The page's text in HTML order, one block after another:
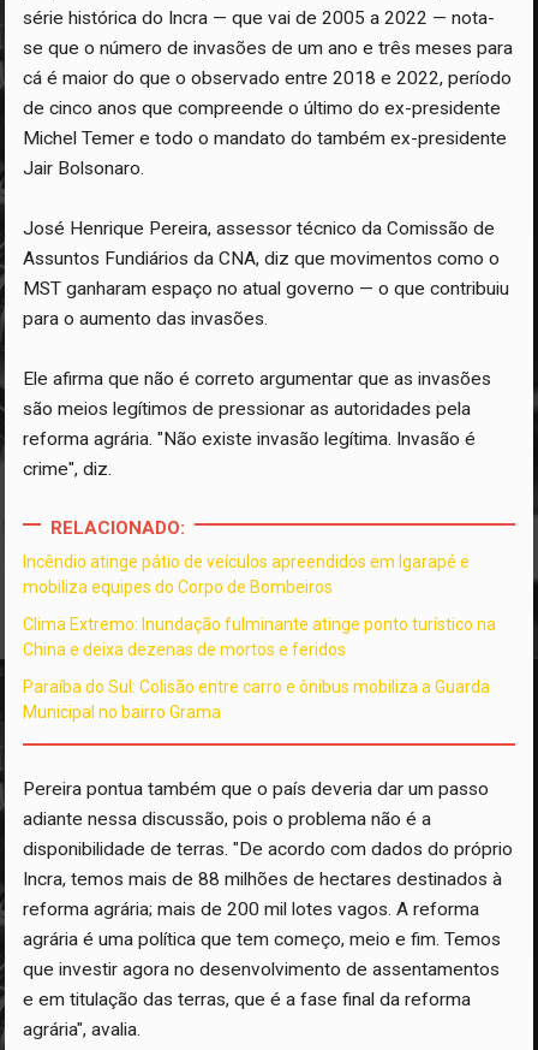
série histórica do Incra — que vai de 2005 a 2022 — nota-
se que o número de invasões de um ano e três meses para
cá é maior do que o observado entre 2018 e 2022, período
de cinco anos que compreende o último do ex-presidente
Michel Temer e todo o mandato do também ex-presidente
Jair Bolsonaro.
José Henrique Pereira, assessor técnico da Comissão de
Assuntos Fundiários da CNA, diz que movimentos como o
MST ganharam espaço no atual governo — o que contribuiu
para o aumento das invasões.
Ele afirma que não é correto argumentar que as invasões
são meios legítimos de pressionar as autoridades pela
reforma agrária. "Não existe invasão legítima. Invasão é
crime", diz.
RELACIONADO:
Incêndio atinge pátio de veículos apreendidos em Igarapé e
mobiliza equipes do Corpo de Bombeiros
Clima Extremo: Inundação fulminante atinge ponto turístico na
China e deixa dezenas de mortos e feridos
Paraíba do Sul: Colisão entre carro e ônibus mobiliza a Guarda
Municipal no bairro Grama
Pereira pontua também que o país deveria dar um passo
adiante nessa discussão, pois o problema não é a
disponibilidade de terras. "De acordo com dados do próprio
Incra, temos mais de 88 milhões de hectares destinados à
reforma agrária; mais de 200 mil lotes vagos. A reforma
agrária é uma política que tem começo, meio e fim. Temos
que investir agora no desenvolvimento de assentamentos
e em titulação das terras, que é a fase final da reforma
agrária", avalia.